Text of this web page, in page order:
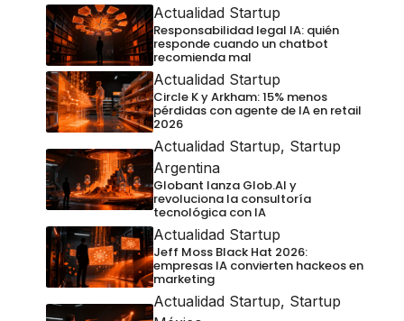
Actualidad Startup
Responsabilidad legal IA: quién
responde cuando un chatbot
recomienda mal
Actualidad Startup
Circle K y Arkham: 15% menos
pérdidas con agente de IA en retail
2026
Actualidad Startup, Startup
Argentina
Globant lanza Glob.AI y
revoluciona la consultoría
tecnológica con IA
Actualidad Startup
Jeff Moss Black Hat 2026:
empresas IA convierten hackeos en
marketing
Actualidad Startup, Startup